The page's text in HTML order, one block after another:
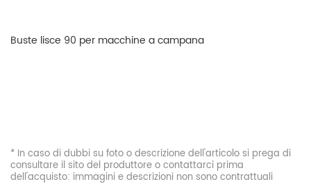
Buste lisce 90 per macchine a campana
* In caso di dubbi su foto o descrizione dell'articolo si prega di
consultare il sito del produttore o contattarci prima
dell'acquisto: immagini e descrizioni non sono contrattuali